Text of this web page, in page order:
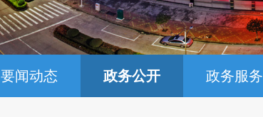
要闻动态 政务公开 政务服务